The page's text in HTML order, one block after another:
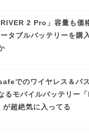
2 Pro」容量も価
タブルバッテリーを購
でのワイヤレス＆パ
るモバイルバッテリー
超絶気に入ってる